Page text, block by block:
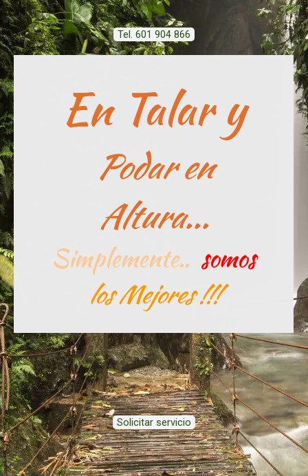
Tel. 601 904 866
En Talar y
Podar en
Altura...
Simplemente.. somos
los Mejores !!!
Solicitar servicio